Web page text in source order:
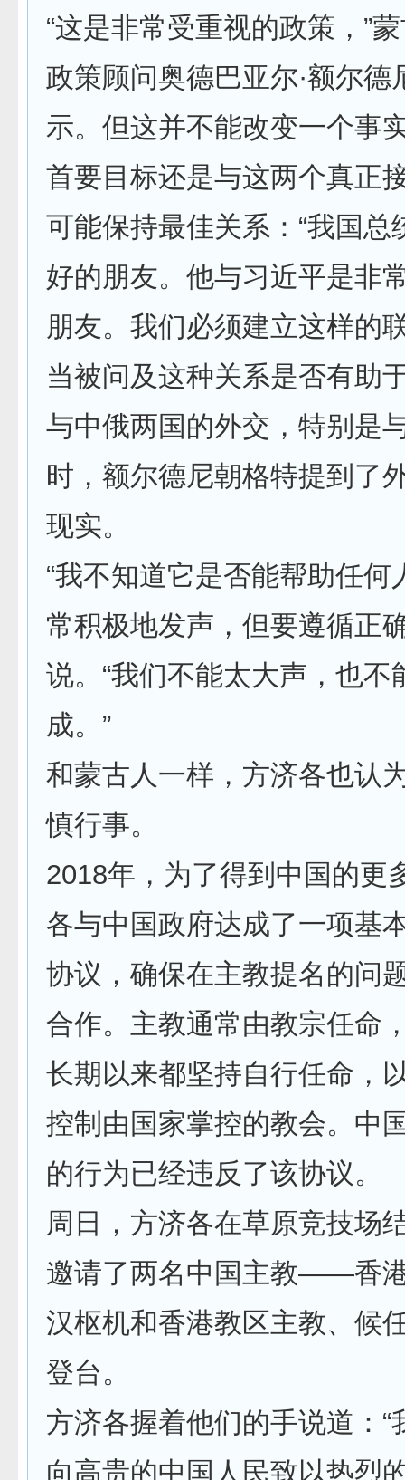
“这是非常受重视的政策，”
政策顾问奥德巴亚尔·额尔德
示。但这并不能改变一个事
首要目标还是与这两个真正
可能保持最佳关系：“我国总
好的朋友。他与习近平是非
朋友。我们必须建立这样的
当被问及这种关系是否有助
与中俄两国的外交，特别是
时，额尔德尼朝格特提到了
现实。
“我不知道它是否能帮助任何
常积极地发声，但要遵循正
说。“我们不能太大声，也不
成。”
和蒙古人一样，方济各也认
慎行事。
2018年，为了得到中国的更
各与中国政府达成了一项基
协议，确保在主教提名的问
合作。主教通常由教宗任命
长期以来都坚持自行任命，
控制由国家掌控的教会。中
的行为已经违反了该协议。
周日，方济各在草原竞技场
邀请了两名中国主教——香
汉枢机和香港教区主教、候
登台。
方济各握着他们的手说道：“
向高贵的中国人民致以热烈